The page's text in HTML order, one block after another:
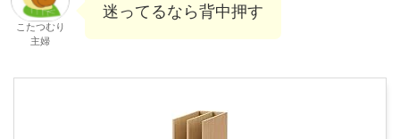
こたつむり
主婦
迷ってるなら背中押す